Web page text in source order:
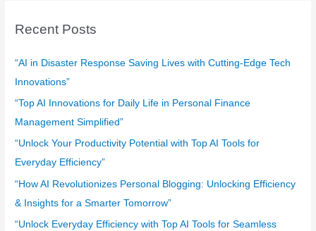
c
f
o
r
:
Recent Posts
“AI in Disaster Response Saving Lives with Cutting-Edge Tech
Innovations”
“Top AI Innovations for Daily Life in Personal Finance
Management Simplified”
“Unlock Your Productivity Potential with Top AI Tools for
Everyday Efficiency”
“How AI Revolutionizes Personal Blogging: Unlocking Efficiency
& Insights for a Smarter Tomorrow”
“Unlock Everyday Efficiency with Top AI Tools for Seamless